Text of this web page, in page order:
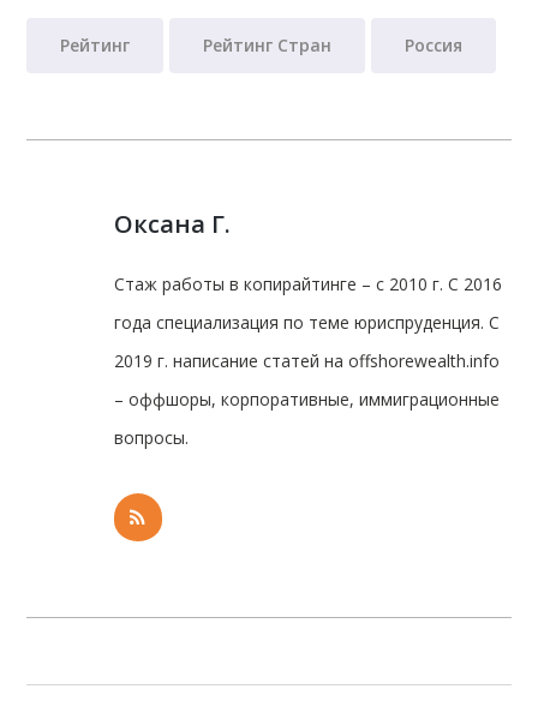
Рейтинг Рейтинг Стран Россия
Оксана Г.
Стаж работы в копирайтинге – с 2010 г. С 2016
года специализация по теме юриспруденция. С
2019 г. написание статей на offshorewealth.info
– оффшоры, корпоративные, иммиграционные
вопросы.